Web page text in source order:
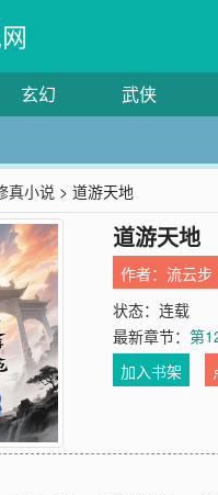
玄幻 武侠
真小说 > 道游天地
道游天地
作者： 流云步
状态：连载
最新章节：第
加入书架